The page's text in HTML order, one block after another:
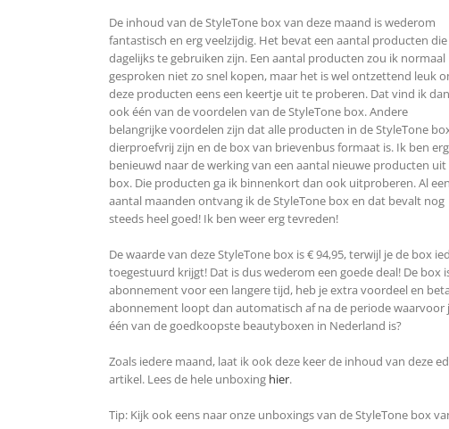
De inhoud van de StyleTone box van deze maand is wederom
fantastisch en erg veelzijdig. Het bevat een aantal producten die
dagelijks te gebruiken zijn. Een aantal producten zou ik normaal
gesproken niet zo snel kopen, maar het is wel ontzettend leuk
deze producten eens een keertje uit te proberen. Dat vind ik dan
ook één van de voordelen van de StyleTone box. Andere
belangrijke voordelen zijn dat alle producten in de StyleTone
dierproefvrij zijn en de box van brievenbus formaat is. Ik ben erg
benieuwd naar de werking van een aantal nieuwe producten uit
box. Die producten ga ik binnenkort dan ook uitproberen. Al een
aantal maanden ontvang ik de StyleTone box en dat bevalt nog
steeds heel goed! Ik ben weer erg tevreden!
De waarde van deze StyleTone box is € 94,95, terwijl je de box
toegestuurd krijgt! Dat is dus wederom een goede deal! De box
abonnement voor een langere tijd, heb je extra voordeel en
abonnement loopt dan automatisch af na de periode
één van de goedkoopste beautyboxen in Nederland is?
Zoals iedere maand, laat ik ook deze keer de inhoud van deze
artikel. Lees de hele unboxing hier.
Tip: Kijk ook eens naar onze unboxings van de StyleTone box